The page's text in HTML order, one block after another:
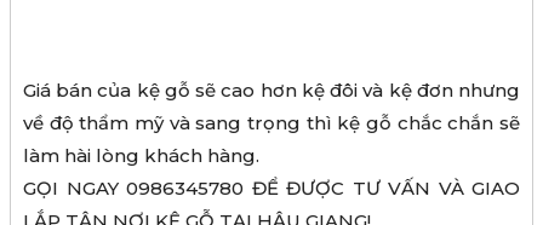
Giá bán của kệ gỗ sẽ cao hơn kệ đôi và kệ đơn nhưng
về độ thẩm mỹ và sang trọng thì kệ gỗ chắc chắn sẽ
làm hài lòng khách hàng.
GỌI NGAY 0986345780 ĐỂ ĐƯỢC TƯ VẤN VÀ GIAO